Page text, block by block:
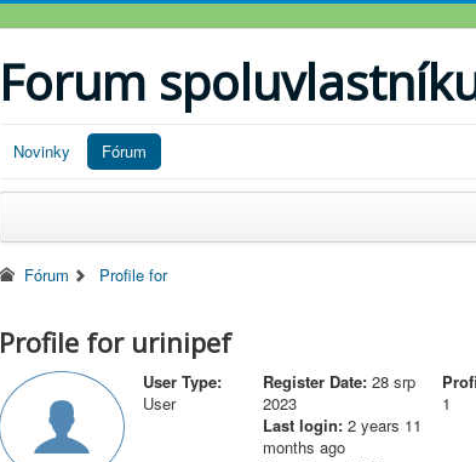
Forum
Novinky Fórum
Fórum Profile for
Profile for urinipef
User Type:
User
Register Date: 28 srp
2023
Last login: 2 years 11
months ago
1